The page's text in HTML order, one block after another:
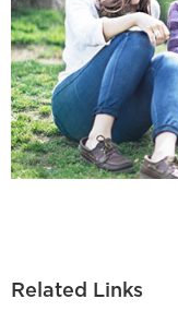
Related Links